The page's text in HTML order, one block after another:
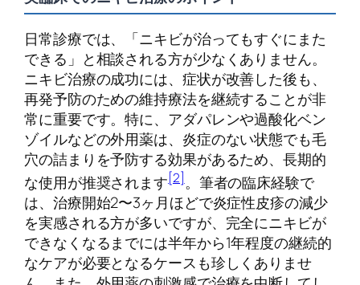
日常診療では、「ニキビが治ってもすぐにまた
できる」と相談される方が少なくありません。
ニキビ治療の成功には、症状が改善した後も、
再発予防のための維持療法を継続することが非
常に重要です。特に、アダパレンや過酸化ベン
ゾイルなどの外用薬は、炎症のない状態でも毛
穴の詰まりを予防する効果があるため、長期的
な使用が推奨されます[2]。筆者の臨床経験で
は、治療開始2〜3ヶ月ほどで炎症性皮疹の減少
を実感される方が多いですが、完全にニキビが
できなくなるまでには半年から1年程度の継続的
なケアが必要となるケースも珍しくありませ